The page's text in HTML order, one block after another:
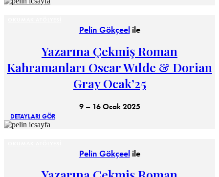
Pelin Gökçeelile
Yazarına Çekmiş Roman
Kahramanları Oscar Wılde & Dorian
Gray Ocak’25
9 – 16 Ocak 2025
DETAYLARI GÖR
Pelin Gökçeelile